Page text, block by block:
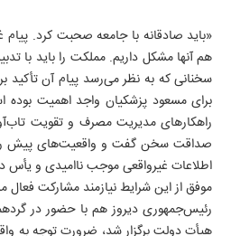
«باید صادقانه با جامعه صحبت کرد.
هم آنها مشکل داریم. مملکت را باید با
سخنانی که به نظر می‌رسد پیام آن تأکید
برای مسعود پزشکیان واجد اهمیت
راهکارهای مدیریت مصرف و تقویت
صداقت سخن گفت و واقعیت‌های پیش‌ روی
اطلاعات غیرواقعی موجب ناامیدی و یأس
موفق از این شرایط نیازمند مشارکت
رئیس‌جمهوری دیروز هم با حضور در
هیأت دولت برگزار شد، ضرورت توجه به
۱
۲ ۳
۴
۵